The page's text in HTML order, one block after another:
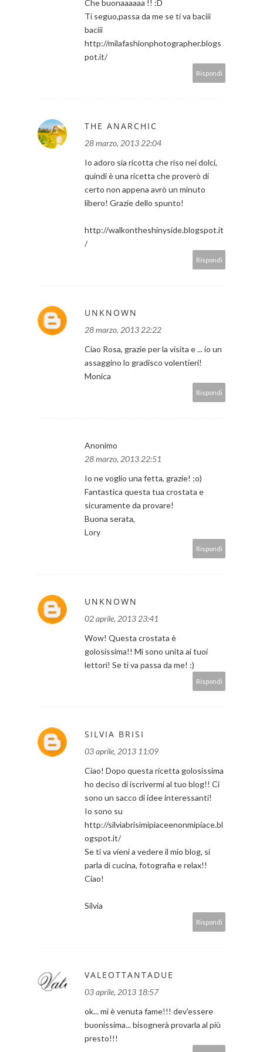
Che buonaaaaaa !! :D
Ti seguo,passa da me se ti va baciii
baciii
http://milafashionphotographer.blogs
pot.it/
Rispondi
THE ANARCHIC
28 marzo, 2013 22:04
Io adoro sia ricotta che riso nei dolci,
quindi è una ricetta che proverò di
certo non appena avrò un minuto
libero! Grazie dello spunto!
http://walkontheshinyside.blogspot.it
/
Rispondi
UNKNOWN
28 marzo, 2013 22:22
Ciao Rosa, grazie per la visita e ... io un
assaggino lo gradisco volentieri!
Monica
Rispondi
Anonimo
28 marzo, 2013 22:51
Io ne voglio una fetta, grazie! ;o)
Fantastica questa tua crostata e
sicuramente da provare!
Buona serata,
Lory
Rispondi
UNKNOWN
02 aprile, 2013 23:41
Wow! Questa crostata è
golosissima!! Mi sono unita ai tuoi
lettori! Se ti va passa da me! :)
Rispondi
SILVIA BRISI
03 aprile, 2013 11:09
Ciao! Dopo questa ricetta golosissima
ho deciso di iscrivermi al tuo blog!! Ci
sono un sacco di idee interessanti!
Io sono su
http://silviabrisimipiaceenonmipiace.bl
ogspot.it/
Se ti va vieni a vedere il mio blog, si
parla di cucina, fotografia e relax!!
Ciao!
Silvia
Rispondi
VALEOTTANTADUE
03 aprile, 2013 18:57
ok... mi è venuta fame!!! dev'essere
buonissima... bisognerà provarla al più
presto!!!